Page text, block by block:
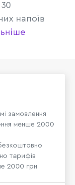
напоїв
замовлення
менше 2000
тарифів
2000 грн